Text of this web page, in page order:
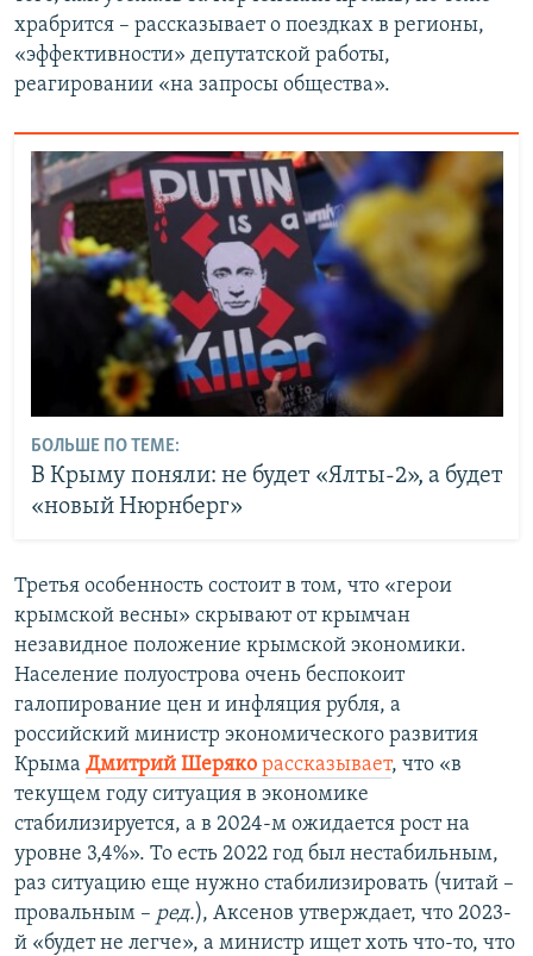
храбрится – рассказывает о поездках в регионы,
«эффективности» депутатской работы,
реагировании «на запросы общества».
БОЛЬШЕ ПО ТЕМЕ:
В Крыму поняли: не будет «Ялты-2», а будет
«новый Нюрнберг»
Третья особенность состоит в том, что «герои
крымской весны» скрывают от крымчан
незавидное положение крымской экономики.
Население полуострова очень беспокоит
галопирование цен и инфляция рубля, а
российский министр экономического развития
Крыма Дмитрий Шеряко рассказывает, что «в
текущем году ситуация в экономике
стабилизируется, а в 2024-м ожидается рост на
уровне 3,4%». То есть 2022 год был нестабильным,
раз ситуацию еще нужно стабилизировать (читай –
провальным – ред.), Аксенов утверждает, что 2023-
й «будет не легче», а министр ищет хоть что-то, что